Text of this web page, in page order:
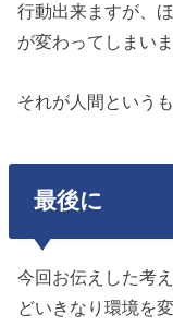
行動出来ますが、
が変わってしまいま
それが人間というも
最後に
今回お伝えした考
どいきなり環境を